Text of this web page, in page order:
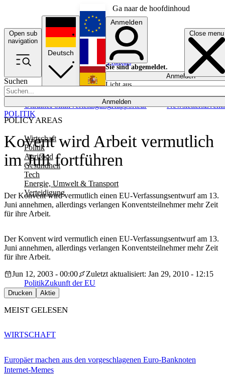
Ga naar de hoofdinhoud
Open sub
navigation
Close menu
Suchen
Anmelden
POLICY AREAS
Wirtschaft
Politik
Agrifood
Gesundheit
Tech
Energie, Umwelt & Transport
Verteidigung
UkrainePolitikVerteidigungRapporteur NewslettersEvents
Deutsch
English
Français
Anmelden
Sie sind abgemeldet.
Anmelden
Licht aus
Kovent wird Arbeit vermutlich
im Juli fortführen
Der Konvent wird vermutlich einen EU-Verfassungsentwurf am 13.
Juni annehmen, allerdings verlangen Konventsteilnehmer mehr Zeit
für ihre Arbeit.
POLITIK
Der Konvent wird vermutlich einen EU-Verfassungsentwurf am 13.
Juni annehmen, allerdings verlangen Konventsteilnehmer mehr Zeit
für ihre Arbeit.
Jun 12, 2003 - 00:00
Zuletzt aktualisiert: Jan 29, 2010 - 12:15
PolitikZukunft der EU
Drucken Aktie
MEIST GELESEN
Europäer machen aus den vorgeschlagenen Euro-Banknoten
Internet-Memes
WIRTSCHAFT